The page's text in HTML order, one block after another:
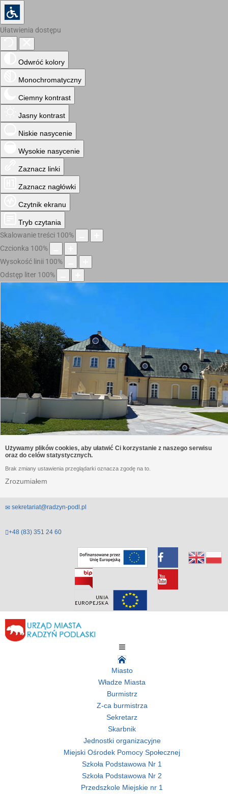
Ułatwienia dostępu
Odwróć kolory
Monochromatyczny
Ciemny kontrast
Jasny kontrast
Niskie nasycenie
Wysokie nasycenie
Zaznacz linki
Zaznacz nagłówki
Czytnik ekranu
Tryb czytania
Skalowanie treści 100%
Czcionka 100%
Wysokość linii 100%
Odstęp liter 100%
Używamy plików cookies, aby ułatwić Ci korzystanie z naszego serwisu
oraz do celów statystycznych.
Brak zmiany ustawienia przeglądarki oznacza zgodę na to.
Zrozumiałem
sekretariat@radzyn-podl.pl
+48 (83) 351 24 60
Miasto
Władze Miasta
Burmistrz
Z-ca burmistrza
Sekretarz
Skarbnik
Jednostki organizacyjne
Miejski Ośrodek Pomocy Społecznej
Szkoła Podstawowa Nr 1
Szkoła Podstawowa Nr 2
Przedszkole Miejskie nr 1